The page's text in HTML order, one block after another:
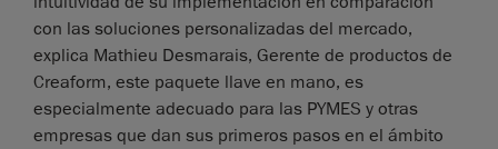
con las soluciones personalizadas del mercado,
explica Mathieu Desmarais, Gerente de productos de
Creaform, este paquete llave en mano, es
especialmente adecuado para las PYMES y otras
empresas que dan sus primeros pasos en el ámbito